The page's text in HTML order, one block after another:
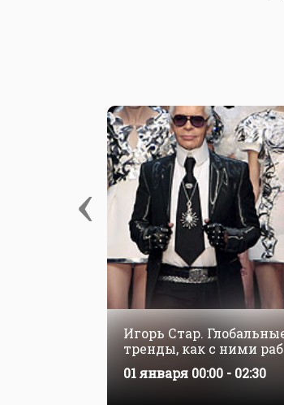
‹
Игорь Стар.
тренды, как с ними
влияют на нашу жизнь.
01 января 00:00 - 02:30